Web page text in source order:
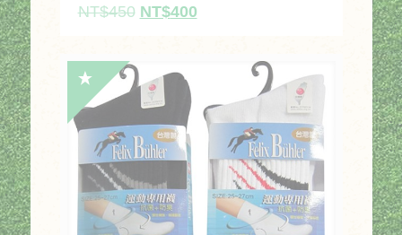
NT$450 原
格：
NT$450。
NT$400目
NT$400。